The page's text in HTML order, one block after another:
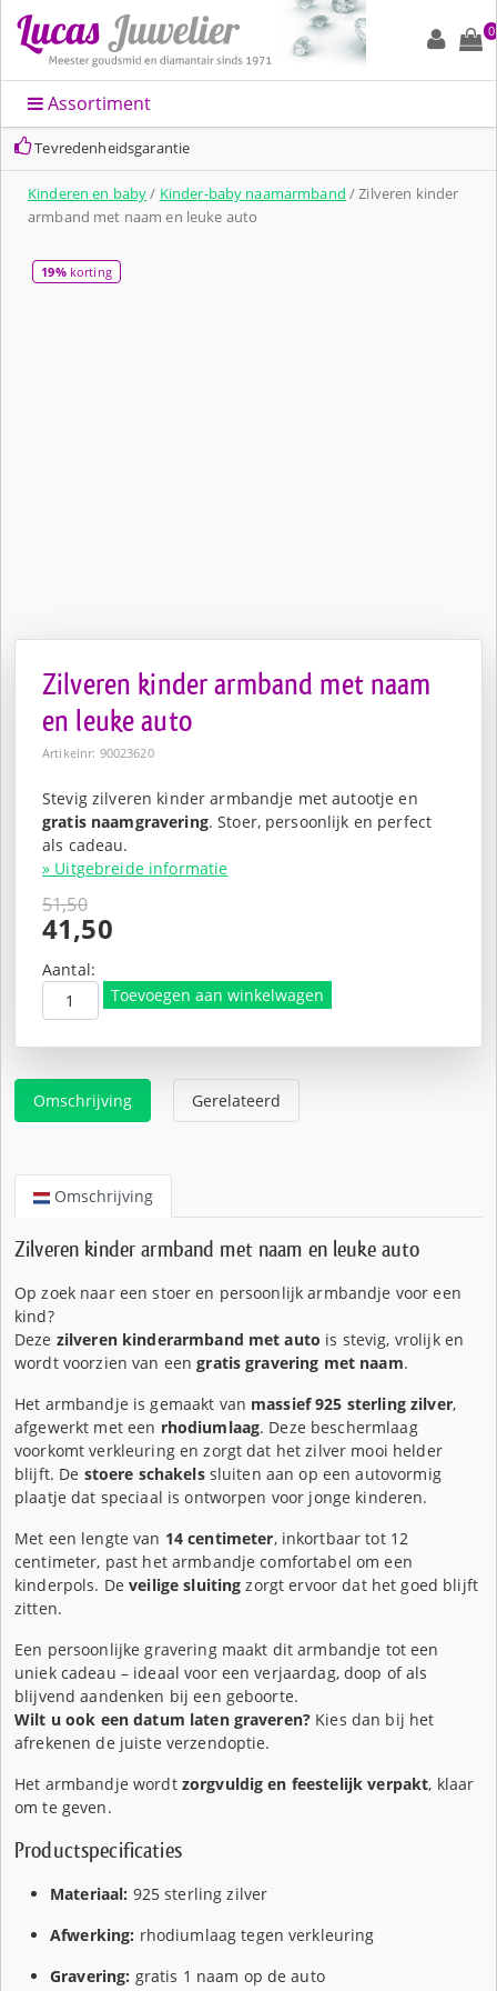
0
Assortiment
Tevredenheidsgarantie
Kinderen en baby/ Kinder-baby naamarmband / Zilveren kinder
armband met naam en leuke auto
19%korting
Zilveren kinder armband met naam
en leuke auto
Artikelnr: 90023620
Stevig zilveren kinder armbandje met autootje en
gratis naamgravering. Stoer, persoonlijk en perfect
als cadeau.
» Uitgebreide informatie
51,50
Oorspronkelijke
prijs
was:
€51,50.
41,50
Huidige
prijs
is:
€41,50.
Aantal:
Toevoegen aan winkelwagen
Omschrijving Gerelateerd
Omschrijving
Zilveren kinder armband met naam en leuke auto
Op zoek naar een stoer en persoonlijk armbandje voor een
kind?
Deze zilveren kinderarmband met auto is stevig, vrolijk en
wordt voorzien van eengratis gravering met naam.
Het armbandje is gemaakt van massief 925 sterling zilver,
afgewerkt met een rhodiumlaag. Deze beschermlaag
voorkomt verkleuring en zorgt dat het zilver mooi helder
blijft. De stoere schakelssluiten aan op een autovormig
plaatje dat speciaal is ontworpen voor jonge kinderen.
Met een lengte van 14 centimeter, inkortbaar tot 12
centimeter, past het armbandje comfortabel om een
kinderpols. Deveilige sluiting zorgt ervoor dat het goed blijft
zitten.
Een persoonlijke gravering maakt dit armbandje tot een
uniek cadeau – ideaal voor een verjaardag, doop of als
blijvend aandenken bij een geboorte.
Wilt u ook een datum laten graveren? Kies dan bij het
afrekenen de juiste verzendoptie.
Het armbandje wordt zorgvuldig en feestelijk verpakt, klaar
om te geven.
Productspecificaties
Materiaal: 925 sterling zilver
Afwerking: rhodiumlaag tegen verkleuring
Gravering: gratis 1 naam op de auto